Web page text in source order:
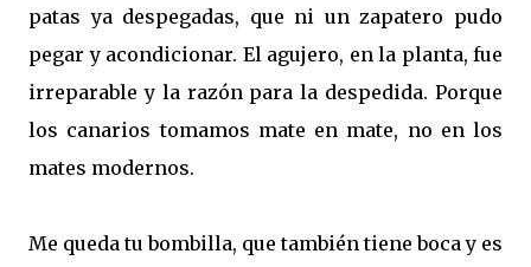
patas ya despegadas, que ni un zapatero pudo
pegar y acondicionar. El agujero, en la planta, fue
irreparable y la razón para la despedida. Porque
los canarios tomamos mate en mate, no en los
mates modernos.
Me queda tu bombilla, que también tiene boca y es